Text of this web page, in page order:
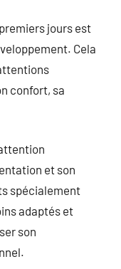
jours est
Cela
confort, sa
et son
spécialement
adaptés et
son